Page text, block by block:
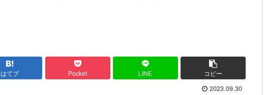
はてブ Pocket LINE コピー
2023.09.30